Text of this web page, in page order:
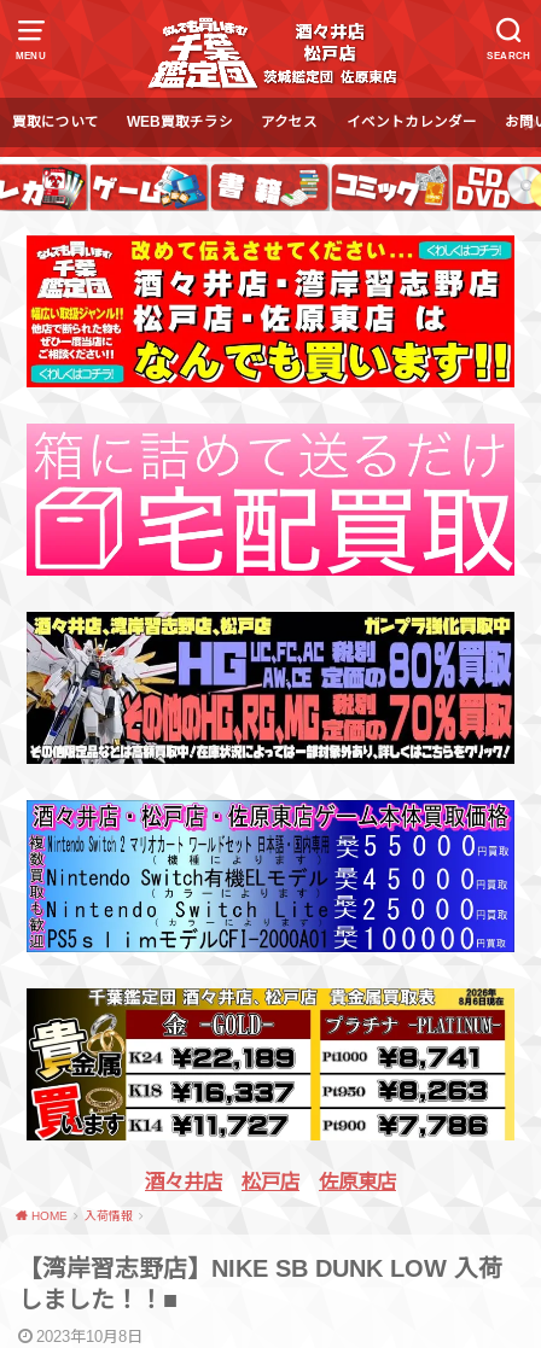
MENU SEARCH
買取について WEB買取チラシ アクセス イベントカレンダー お問
酒々井店 松戸店 佐原東店
HOME 入荷情報
【湾岸習志野店】NIKE SB DUNK LOW 入荷
しました！！■
2023年10月8日